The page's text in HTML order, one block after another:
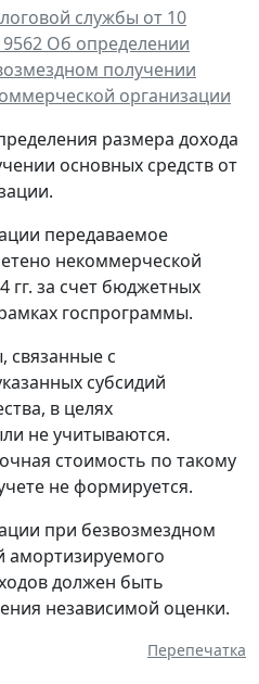
службы от 10
Об определении
получении
организации
размера дохода
основных средств от
передаваемое
некоммерческой
гг. за счет бюджетных
госпрограммы.
связанные с
субсидий
в целях
не учитываются.
стоимость по такому
не формируется.
при безвозмездном
амортизируемого
должен быть
независимой оценки.
Перепечатка